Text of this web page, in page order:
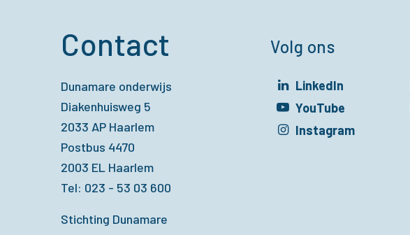
Contact
Dunamare onderwijs
Diakenhuisweg 5
2033 AP Haarlem
Postbus 4470
2003 EL Haarlem
Tel: 023 - 53 03 600
Stichting Dunamare
Volg ons
LinkedIn
Opent in een nieuw venster
YouTube
Opent in een nieuw venster
Instagram